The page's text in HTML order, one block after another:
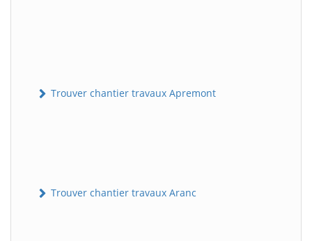
Trouver chantier travaux Apremont
Trouver chantier travaux Aranc